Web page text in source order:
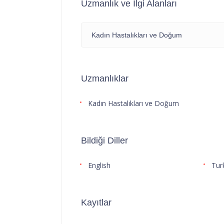
Uzmanlık ve İlgi Alanları
Kadın Hastalıkları ve Doğum
Uzmanlıklar
Kadın Hastalıkları ve Doğum
Bildiği Diller
English
Kayıtlar